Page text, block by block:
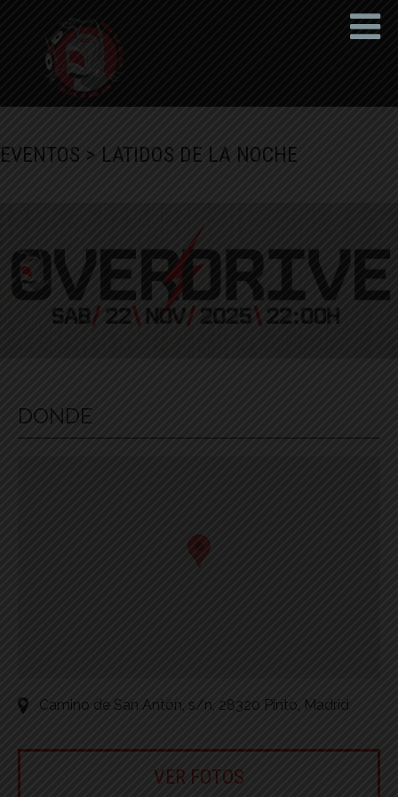
EVENTOS > LATIDOS DE LA NOCHE
DONDE
Camino de San Antón, s/n, 28320 Pinto, Madrid
VER FOTOS